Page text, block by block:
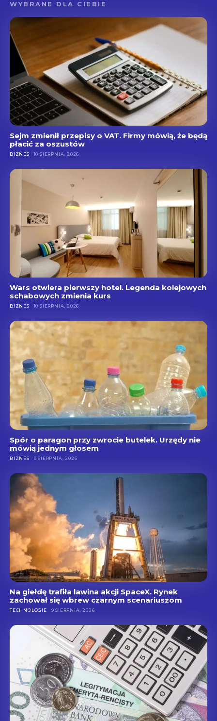
WYBRANE DLA CIEBIE
Sejm zmienił przepisy o VAT. Firmy mówią, że będą
płacić za oszustów
BIZNES 10 SIERPNIA, 2026
Wars otwiera pierwszy hotel. Legenda kolejowych
schabowych zmienia kurs
BIZNES 10 SIERPNIA, 2026
Spór o paragon przy zwrocie butelek. Urzędy nie
mówią jednym głosem
BIZNES 9 SIERPNIA, 2026
Na giełdę trafiła lawina akcji SpaceX. Rynek
zachował się wbrew czarnym scenariuszom
TECHNOLOGIE 9 SIERPNIA, 2026